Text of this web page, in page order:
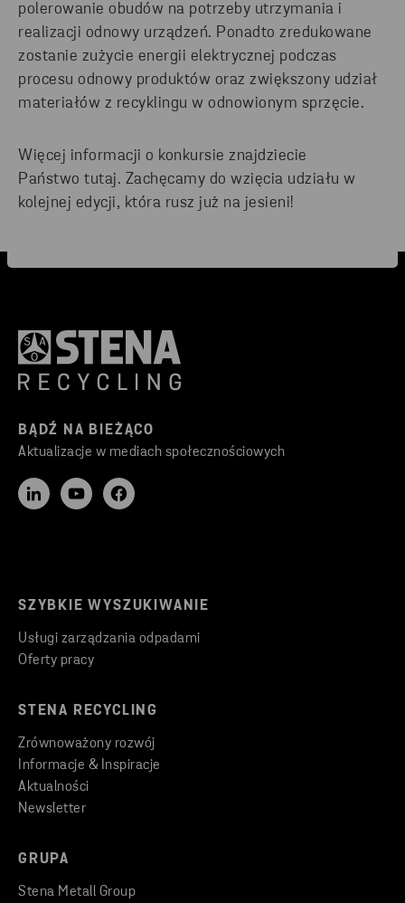
polerowanie obudów na potrzeby utrzymania i
realizacji odnowy urządzeń. Ponadto zredukowane
zostanie zużycie energii elektrycznej podczas
procesu odnowy produktów oraz zwiększony udział
materiałów z recyklingu w odnowionym sprzęcie.
Więcej informacji o konkursie znajdziecie
Państwo tutaj. Zachęcamy do wzięcia udziału w
kolejnej edycji, która rusz już na jesieni!
BĄDŹ NA BIEŻĄCO
Aktualizacje w mediach społecznościowych
SZYBKIE WYSZUKIWANIE
Usługi zarządzania odpadami
Oferty pracy
STENA RECYCLING
Zrównoważony rozwój
Informacje & Inspiracje
Aktualności
Newsletter
GRUPA
Stena Metall Group